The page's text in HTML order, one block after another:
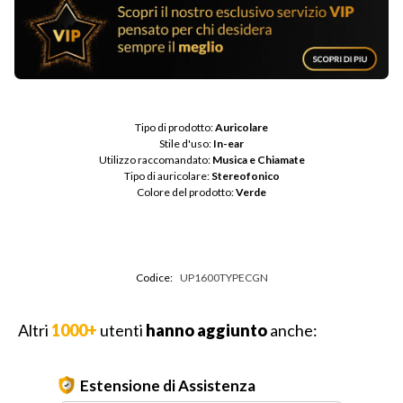
Tipo di prodotto: Auricolare
Stile d'uso: In-ear
Utilizzo raccomandato: Musica e Chiamate
Tipo di auricolare: Stereofonico
Colore del prodotto: Verde
Codice: UP1600TYPECGN
Altri 1000+ utenti hanno aggiuntoanche:
Estensione di Assistenza